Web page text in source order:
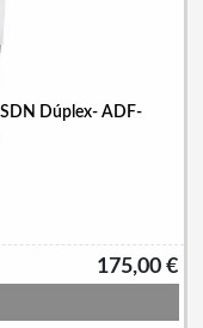
Dúplex- ADF-
175,00 €